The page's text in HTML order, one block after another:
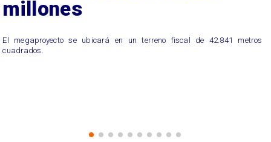
millones
El megaproyecto se ubicará en un terreno fiscal de 42.841 metros
cuadrados.